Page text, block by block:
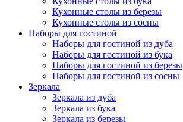
Кухонные столы из березы
Кухонные столы из сосны
Наборы для гостиной
Наборы для гостиной из дуба
Наборы для гостиной из бука
Наборы для гостиной из березы
Наборы для гостиной из сосны
Зеркала
Зеркала из дуба
Зеркала из бука
Зеркала из березы